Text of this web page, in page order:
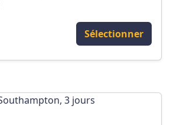
Sélectionner